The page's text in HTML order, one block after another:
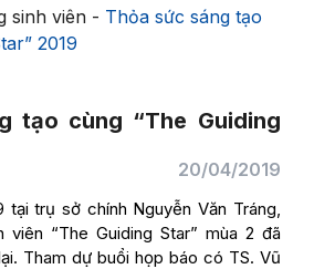
sinh viên- Thỏa sức sáng tạo
2019
tạo cùng “The Guiding
20/04/2019
tại trụ sở chính Nguyễn Văn Tráng,
viên “The Guiding Star” mùa 2 đã
Tham dự buổi họp báo có TS. Vũ